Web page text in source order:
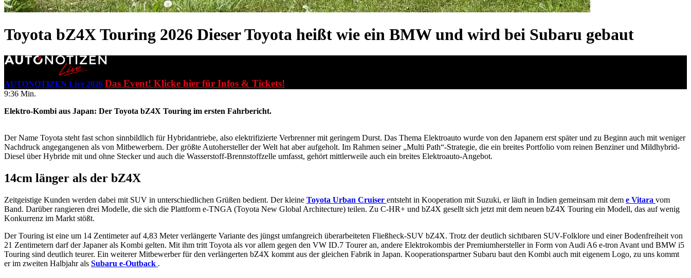
Toyota bZ4X Touring 2026 Dieser Toyota heißt wie ein BMW und wird bei Subaru gebaut
AUTONOTIZEN Live 2026 Das Event! Klicke hier für Infos & Tickets!
9:36 Min.
Elektro-Kombi aus Japan: Der Toyota bZ4X Touring im ersten Fahrbericht.
Der Name Toyota steht fast schon sinnbildlich für Hybridantriebe, also elektrifizierte Verbrenner mit geringem Durst. Das Thema Elektroauto wurde von den Japanern erst später und zu Beginn auch mit weniger
Nachdruck angegangenen als von Mitbewerbern. Der größte Autohersteller der Welt hat aber aufgeholt. Im Rahmen seiner „Multi Path“-Strategie, die ein breites Portfolio vom reinen Benziner und Mildhybrid-
Diesel über Hybride mit und ohne Stecker und auch die Wasserstoff-Brennstoffzelle umfasst, gehört mittlerweile auch ein breites Elektroauto-Angebot.
14cm länger als der bZ4X
Zeitgeistige Kunden werden dabei mit SUV in unterschiedlichen Grüßen bedient. Der kleine Toyota Urban Cruiser entsteht in Kooperation mit Suzuki, er läuft in Indien gemeinsam mit dem e Vitara vom
Band. Darüber rangieren drei Modelle, die sich die Plattform e-TNGA (Toyota New Global Architecture) teilen. Zu C-HR+ und bZ4X gesellt sich jetzt mit dem neuen bZ4X Touring ein Modell, das auf wenig
Konkurrenz im Markt stößt.
Der Touring ist eine um 14 Zentimeter auf 4,83 Meter verlängerte Variante des jüngst umfangreich überarbeiteten Fließheck-SUV bZ4X. Trotz der deutlich sichtbaren SUV-Folklore und einer Bodenfreiheit von
21 Zentimetern darf der Japaner als Kombi gelten. Mit ihm tritt Toyota als vor allem gegen den VW ID.7 Tourer an, andere Elektrokombis der Premiumhersteller in Form von Audi A6 e-tron Avant und BMW i5
Touring sind deutlich teurer. Ein weiterer Mitbewerber für den verlängerten bZ4X kommt aus der gleichen Fabrik in Japan. Kooperationspartner Subaru baut den Kombi auch mit eigenem Logo, zu uns kommt
er im zweiten Halbjahr als Subaru e-Outback .